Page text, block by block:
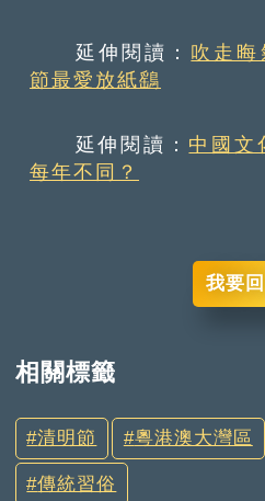
延伸閱讀： 吹走
節最愛放紙鷂
延伸閱讀： 中國文
每年不同？
我要
相關標籤
清明節 粵港澳大灣區
傳統習俗